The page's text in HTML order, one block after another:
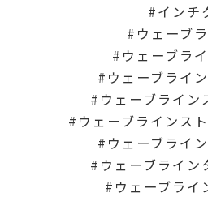
インチ
ウェーブ
ウェーブラ
ウェーブライ
ウェーブライン
ウェーブラインス
ウェーブライ
ウェーブライン
ウェーブライ